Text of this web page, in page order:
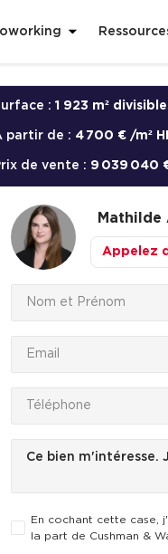
: 1 923 m²
partir de : 4 700 € /m²
de vente : 9 039 040
Mathilde
Appelez
En cochant cette case,
la part de Cushman &